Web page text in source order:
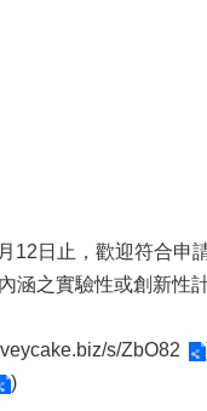
日止，歡迎符合申
涵之實驗性或創新性
s/ZbO82
)